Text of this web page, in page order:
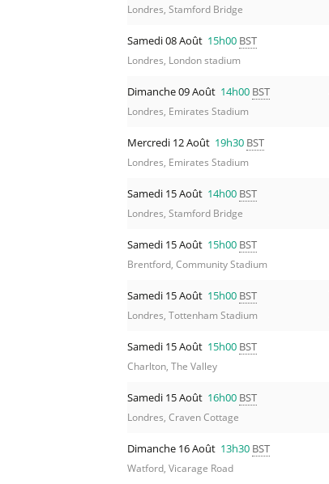
Londres, Stamford Bridge
Samedi 08 Août 15h00 BST
Londres, London stadium
Dimanche 09 Août 14h00 BST
Londres, Emirates Stadium
Mercredi 12 Août 19h30 BST
Londres, Emirates Stadium
Samedi 15 Août 14h00 BST
Londres, Stamford Bridge
Samedi 15 Août 15h00 BST
Brentford, Community Stadium
Samedi 15 Août 15h00 BST
Londres, Tottenham Stadium
Samedi 15 Août 15h00 BST
Charlton, The Valley
Samedi 15 Août 16h00 BST
Londres, Craven Cottage
Dimanche 16 Août 13h30 BST
Watford, Vicarage Road